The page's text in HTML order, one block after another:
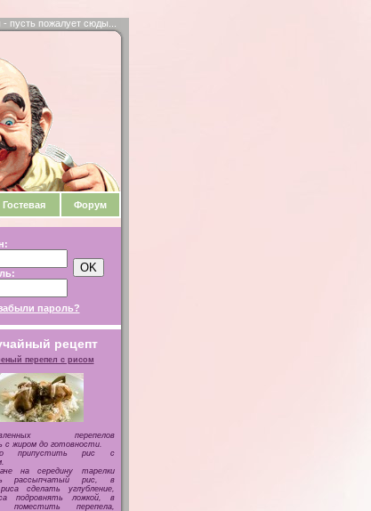
пусть пожалует сюды...
Гостевая Форум
пароль?
рецепт
перепел с рисом
перепелов
с жиром до готовности.
припустить рис с
на середину тарелки
рассыпчатый рис, в
сделать углубление,
подровнять ложкой, в
поместить перепела,